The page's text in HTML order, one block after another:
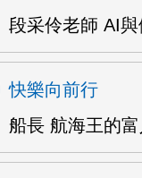
段采伶老師 AI
快樂向前行
船長 航海王的